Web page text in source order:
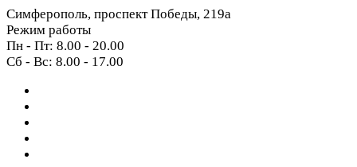
Симферополь, проспект Победы, 219а
Режим работы
Пн - Пт: 8.00 - 20.00
Сб - Вс: 8.00 - 17.00